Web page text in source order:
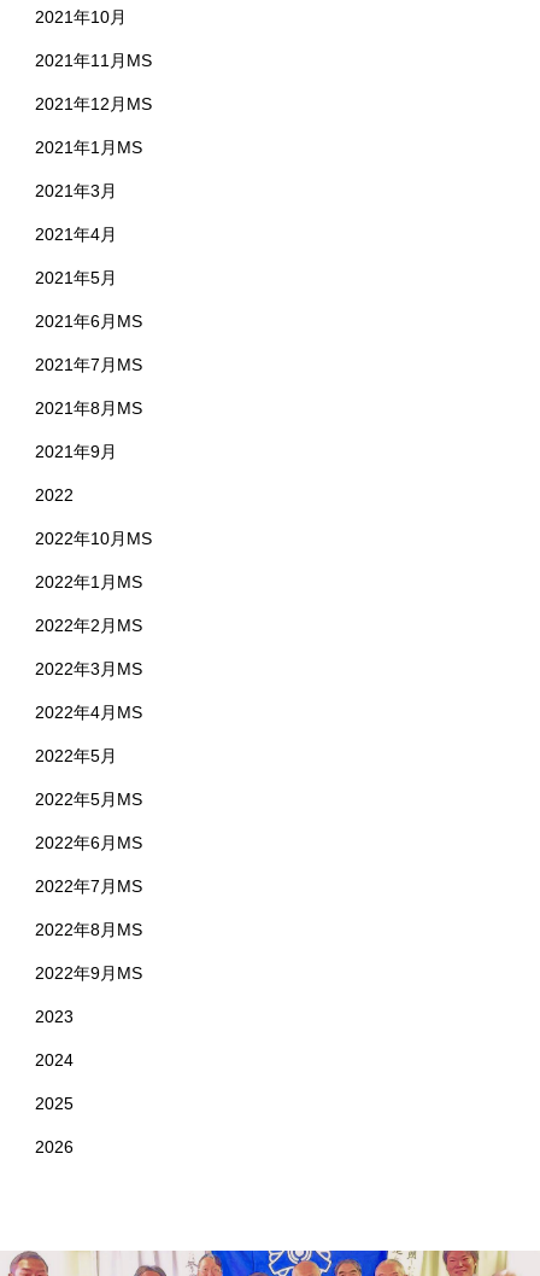
2021年10月
2021年11月MS
2021年12月MS
2021年1月MS
2021年3月
2021年4月
2021年5月
2021年6月MS
2021年7月MS
2021年8月MS
2021年9月
2022
2022年10月MS
2022年1月MS
2022年2月MS
2022年3月MS
2022年4月MS
2022年5月
2022年5月MS
2022年6月MS
2022年7月MS
2022年8月MS
2022年9月MS
2023
2024
2025
2026